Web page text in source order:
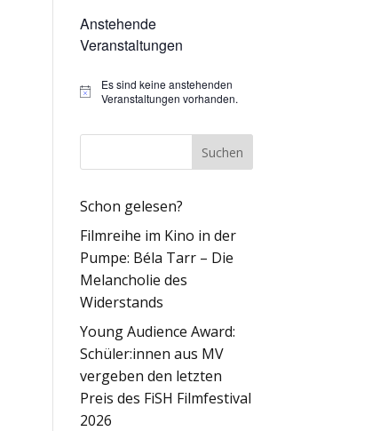
Anstehende
Veranstaltungen
Hinweis
Es sind keine anstehenden
Veranstaltungen vorhanden.
Schon gelesen?
Filmreihe im Kino in der
Pumpe: Béla Tarr – Die
Melancholie des
Widerstands
Young Audience Award:
Schüler:innen aus MV
vergeben den letzten
Preis des FiSH Filmfestival
2026